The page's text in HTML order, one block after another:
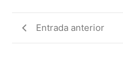
Entrada anterior